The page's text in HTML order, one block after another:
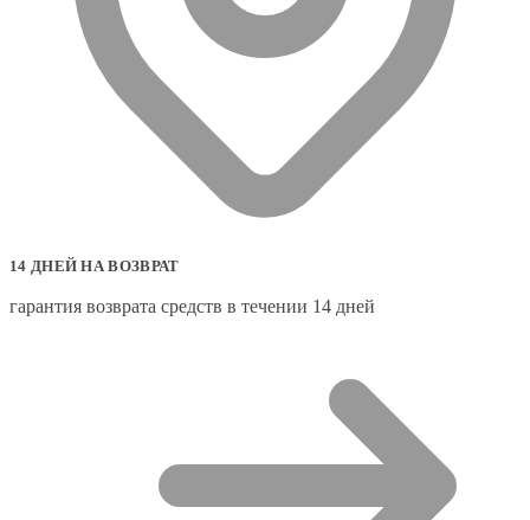
14 ДНЕЙ НА ВОЗВРАТ
гарантия возврата средств в течении 14 дней